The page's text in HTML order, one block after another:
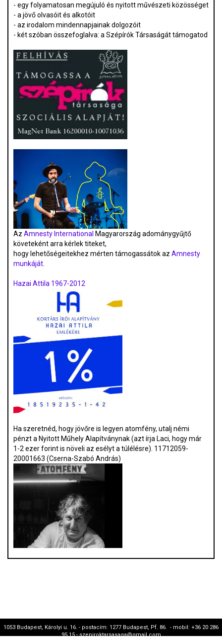
- egy folyamatosan megújuló és nyitott művészeti közösséget
- a jövő olvasóit és alkotóit
- az irodalom mindennapjainak dolgozóit
- két szóban összefoglalva: a Szépírók Társaságát támogatod
Az Amnesty International Magyarország adománygyűjtő
követeként arra kérlek titeket,
hogy lehetőségeitekhez mérten támogassátok az Amnesty
munkáját.
Hazai Attila 1967-2012
Ha szeretnéd, hogy jövőre is legyen atomfény, utalj némi
pénzt a Nyitott Műhely Alapítványnak (azt írja Laci, hogy már
1-2 ezer forint is növeli az esélyt a túlélésre). 11712059-
20001663 (Cserna-Szabó András)
1053 Budapest, Károlyi u. 16. - postacím: 1277 Budapest, Pf. 86. - mobil: +36 20 286
95 15 - szepiroktarsasaga@gmail.com